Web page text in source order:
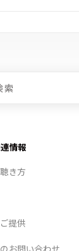
情報
き方
提供
お問い合わせ